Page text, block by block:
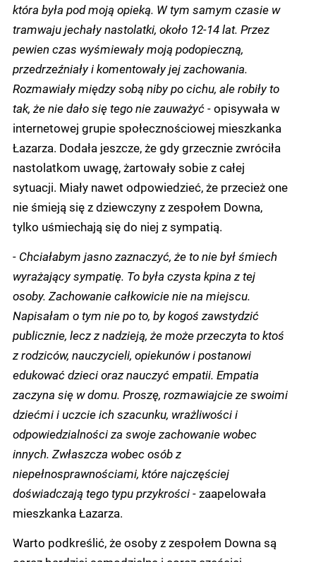
która była pod moją opieką. W tym samym czasie w
tramwaju jechały nastolatki, około 12-14 lat. Przez
pewien czas wyśmiewały moją podopieczną,
przedrzeźniały i komentowały jej zachowania.
Rozmawiały między sobą niby po cichu, ale robiły to
tak, że nie dało się tego nie zauważyć -opisywała w
internetowej grupie społecznościowej mieszkanka
Łazarza. Dodała jeszcze, że gdy grzecznie zwróciła
nastolatkom uwagę, żartowały sobie z całej
sytuacji. Miały nawet odpowiedzieć, że przecież one
nie śmieją się z dziewczyny z zespołem Downa,
tylko uśmiechają się do niej z sympatią.
- Chciałabym jasno zaznaczyć, że to nie był śmiech
wyrażający sympatię. To była czysta kpina z tej
osoby. Zachowanie całkowicie nie na miejscu.
Napisałam o tym nie po to, by kogoś zawstydzić
publicznie, lecz z nadzieją, że może przeczyta to ktoś
z rodziców, nauczycieli, opiekunów i postanowi
edukować dzieci oraz nauczyć empatii. Empatia
zaczyna się w domu. Proszę, rozmawiajcie ze swoimi
dziećmi i uczcie ich szacunku, wrażliwości i
odpowiedzialności za swoje zachowanie wobec
innych. Zwłaszcza wobec osób z
niepełnosprawnościami, które najczęściej
doświadczają tego typu przykrości -zaapelowała
mieszkanka Łazarza.
Warto podkreślić, że osoby z zespołem Downa są